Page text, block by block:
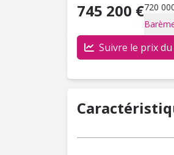
745 200 €720
Suivre le prix